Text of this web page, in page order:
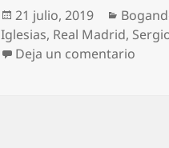
Publicado
el
21 julio, 2019
Iglesias, Real Madrid,
Deja un comentario